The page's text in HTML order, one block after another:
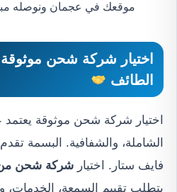
موقعك في عجمان ونوصله
اختيار شركة شحن
الطائف
اختيار شركة شحن موثوقة
الشاملة، والشفافية. البسمة
فايف ستار. اختيار شركة شحن من
يتطلب تقييم السمعة، الخدمات،